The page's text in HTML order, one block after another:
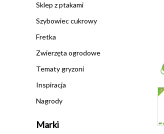
Sklep z ptakami
Szybowiec cukrowy
Fretka
Zwierzęta ogrodowe
Tematy gryzoni
Inspiracja
Nagrody
Marki